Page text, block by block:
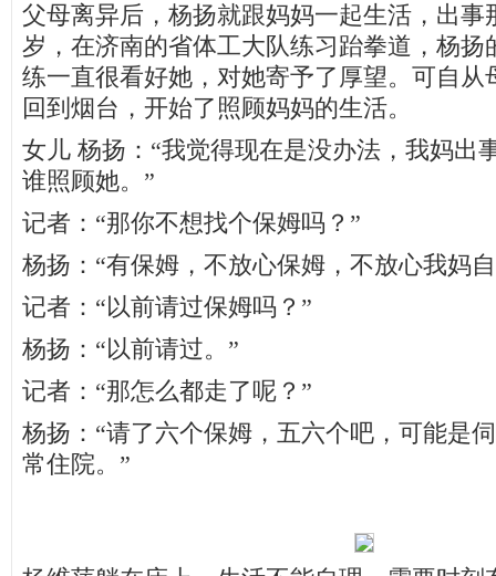
父母离异后，杨扬就跟妈妈一起生活，出事
岁，在济南的省体工大队练习跆拳道，杨扬
练一直很看好她，对她寄予了厚望。可自从
回到烟台，开始了照顾妈妈的生活。
女儿 杨扬：“我觉得现在是没办法，我妈出
谁照顾她。”
记者：“那你不想找个保姆吗？”
杨扬：“有保姆，不放心保姆，不放心我妈
记者：“以前请过保姆吗？”
杨扬：“以前请过。”
记者：“那怎么都走了呢？”
杨扬：“请了六个保姆，五六个吧，可能是
常住院。”